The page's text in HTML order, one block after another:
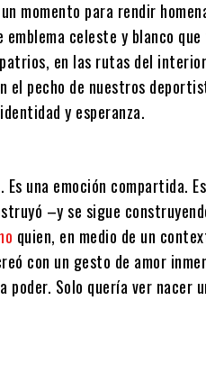
momento para rendir
emblema celeste y blanco
en las rutas del
el pecho de nuestros
y esperanza.
una emoción compartida.
–y se sigue
quien, en medio de un
con un gesto de amor
poder. Solo quería ver nacer